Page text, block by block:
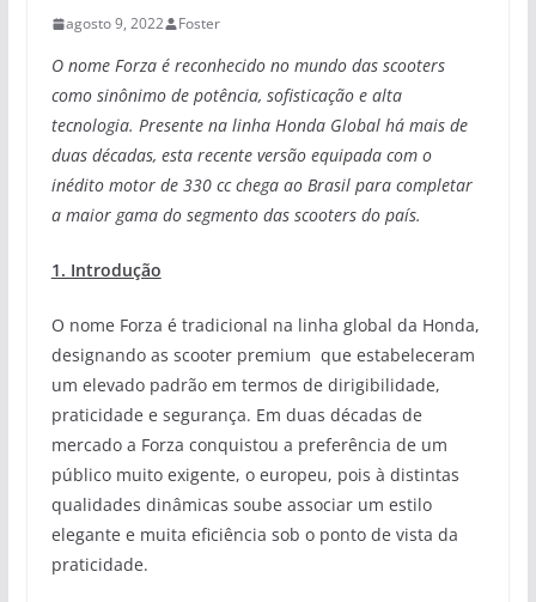
agosto 9, 2022 Foster
O nome Forza é reconhecido no mundo das scooters
como sinônimo de potência, sofisticação e alta
tecnologia. Presente na linha Honda Global há mais de
duas décadas, esta recente versão equipada com o
inédito motor de 330 cc chega ao Brasil para completar
a maior gama do segmento das scooters do país.
1. Introdução
O nome Forza é tradicional na linha global da Honda,
designando as scooter premium que estabeleceram
um elevado padrão em termos de dirigibilidade,
praticidade e segurança. Em duas décadas de
mercado a Forza conquistou a preferência de um
público muito exigente, o europeu, pois à distintas
qualidades dinâmicas soube associar um estilo
elegante e muita eficiência sob o ponto de vista da
praticidade.